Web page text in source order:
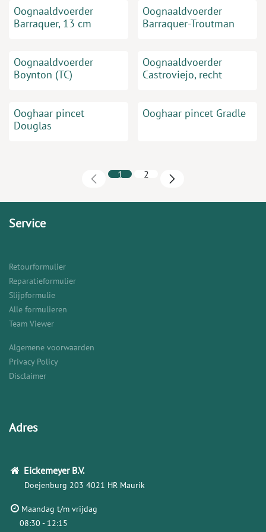
Oognaaldvoerder
Barraquer, 13 cm
Oognaaldvoerder
Barraquer-Troutman
Oognaaldvoerder
Boynton (TC)
Oognaaldvoerder
Castroviejo, recht
Ooghaar pincet
Douglas
Ooghaar pincet Gradle
1 2
Service
Retourformulier
Reparatieformulier
Slijpformulie
Alle formulieren
Team Viewer
Algemene voorwaarden
Privacy Policy
Disclaimer
Adres
Eickemeyer B.V.
Doejenburg 203 4021 HR Maurik
Maandag t/m vrijdag
08:30 - 12:15